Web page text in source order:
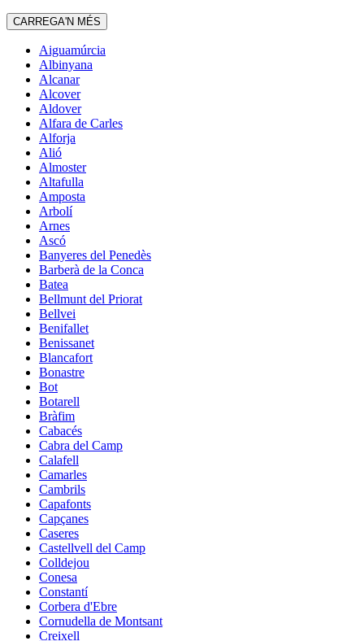
CARREGA'N MÉS
Aiguamúrcia
Albinyana
Alcanar
Alcover
Aldover
Alfara de Carles
Alforja
Alió
Almoster
Altafulla
Amposta
Arbolí
Arnes
Ascó
Banyeres del Penedès
Barberà de la Conca
Batea
Bellmunt del Priorat
Bellvei
Benifallet
Benissanet
Blancafort
Bonastre
Bot
Botarell
Bràfim
Cabacés
Cabra del Camp
Calafell
Camarles
Cambrils
Capafonts
Capçanes
Caseres
Castellvell del Camp
Colldejou
Conesa
Constantí
Corbera d'Ebre
Cornudella de Montsant
Creixell